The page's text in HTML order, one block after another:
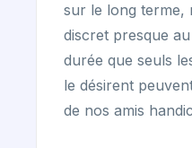
sur le long terme,
discret presque
durée que seuls
le désirent
de nos amis